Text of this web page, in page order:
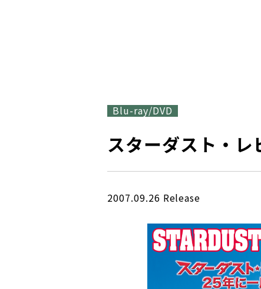
Blu-ray/DVD
スターダスト・
2007.09.26 Release